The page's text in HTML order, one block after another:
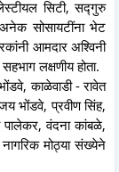
सिटी, सद्गुरु
सोसायटींना भेट
आमदार अश्विनी
लक्षणीय होता.
काळेवाडी - रावेत
भोंडवे, प्रवीण सिंह,
पालेकर, वंदना कांबळे,
नागरिक मोठ्या संख्येने